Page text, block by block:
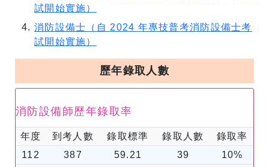
試開始實施）
消防設備士（自 2024 年專技普考消防設備士考
試開始實施）
歷年錄取人數
消防設備師歷年錄取率
年度 到考人數 錄取標準 錄取人數
錄取率
112
387 59.21 39
10%